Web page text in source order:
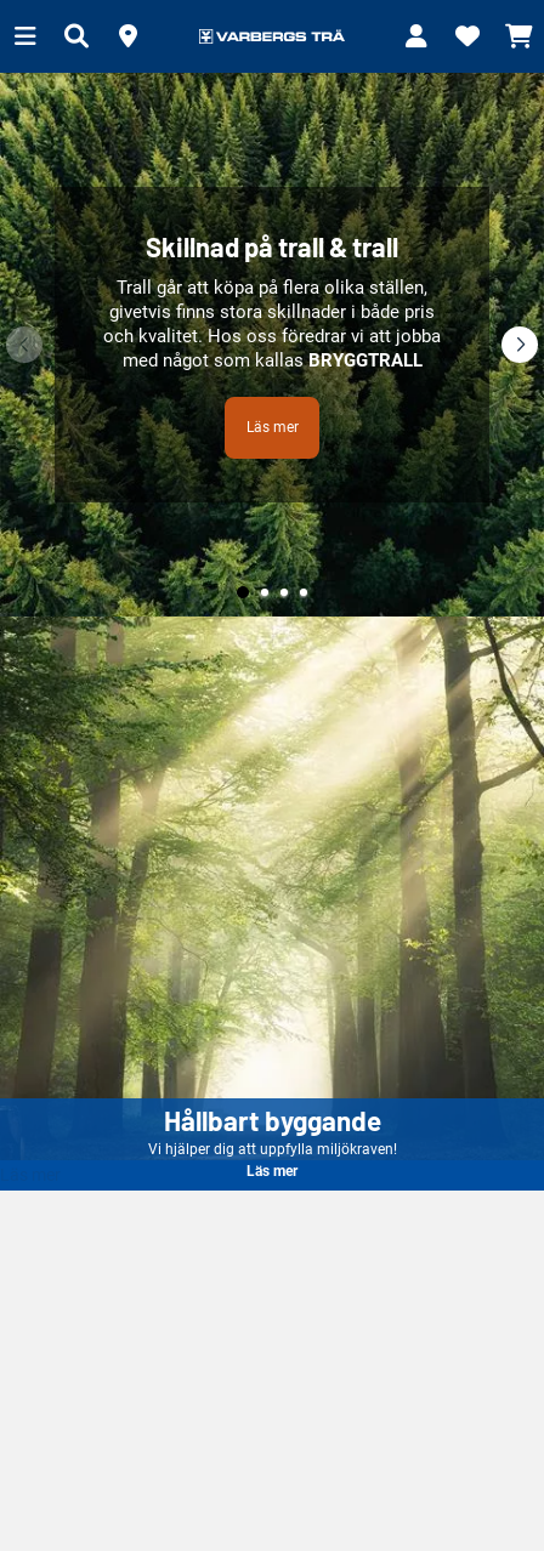
Skillnad på trall & trall
Trall går att köpa på flera olika ställen,
givetvis finns stora skillnader i både pris
och kvalitet.Hos oss föredrar vi att jobba
med något som kallasBRYGGTRALL
Läs mer
Hållbart byggande
Vi hjälper dig att uppfylla miljökraven!
Läs mer